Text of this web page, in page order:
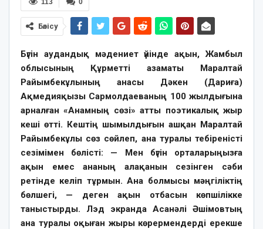
0
113
Бөлісу
Бүгін аудандық мәдениет үйінде ақын, Жамбыл
облысының Құрметті азаматы Маралтай
Райымбекұлының анасы Дәкен (Дариға)
Ақмедияқызы Сармолдаеваның 100 жылдығына
арналған «Анамның сөзі» атты поэтикалық жыр
кеші өтті. Кештің шымылдығын ашқан Маралтай
Райымбекұлы сөз сөйлеп, ана туралы тебіреністі
сезімімен бөлісті: — Мен бүгін орталарыңызға
ақын емес ананың алақанын сезінген сәби
ретінде келіп тұрмын. Ана болмысы мәңгіліктің
бөлшегі, — деген ақын отбасын көпшілікке
таныстырды. Лэд экранда Асанәлі Әшімовтың
ана туралы оқыған жыры көрермендерді ерекше